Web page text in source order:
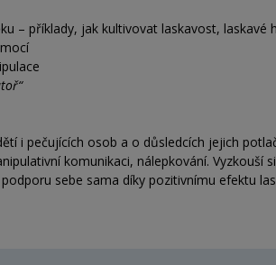
– příklady, jak kultivovat laskavost, laskavé
i pečujících osob a o důsledcích jejich
komunikaci, nálepkování. Vyzkouší
sebe sama díky pozitivnímu efektu